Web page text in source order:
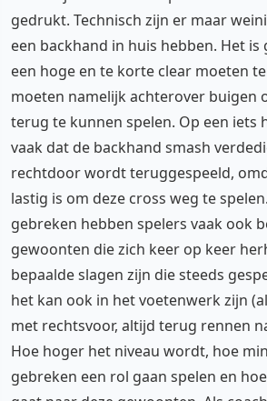
gedrukt. Technisch zijn er maar
een backhand in huis hebben. Het is
een hoge en te korte clear moeten
moeten namelijk achterover buigen
terug te kunnen spelen. Op een iets
vaak dat de backhand smash
rechtdoor wordt teruggespeeld,
lastig is om deze cross weg te
gebreken hebben spelers vaak ook
gewoonten die zich keer op keer
bepaalde slagen zijn die steeds
het kan ook in het voetenwerk zijn
met rechtsvoor, altijd terug rennen
Hoe hoger het niveau wordt, hoe
gebreken een rol gaan spelen en